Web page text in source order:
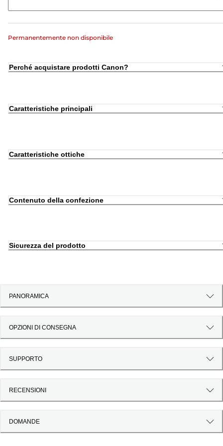
Permanentemente non disponibile
Perché acquistare prodotti Canon?
Caratteristiche principali
Caratteristiche ottiche
Contenuto della confezione
Sicurezza del prodotto
PANORAMICA
OPZIONI DI CONSEGNA
SUPPORTO
RECENSIONI
DOMANDE